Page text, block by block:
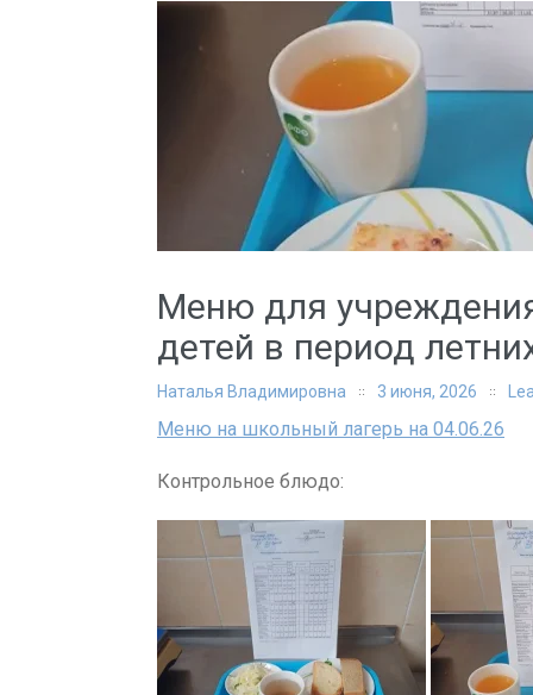
Меню для
детей в период
Наталья Владимировна 3 июня, 2026
Меню на школьный лагерь на 04.06.26
Контрольное блюдо: